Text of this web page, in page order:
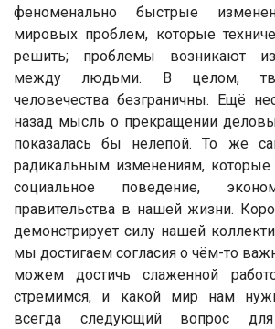
феноменально быстрые
мировых проблем, которые
решить; проблемы возникают
между людьми. В целом,
человечества безграничны. Ещё
назад мысль о прекращении
показалась бы нелепой. То же
радикальным изменениям,
социальное поведение,
правительства в нашей жизни.
демонстрирует силу нашей
мы достигаем согласия о чём-то
можем достичь слаженной
стремимся, и какой мир нам
всегда следующий вопрос